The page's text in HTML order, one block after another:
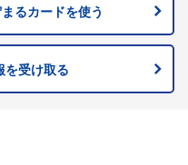
るカードを使う
を受け取る